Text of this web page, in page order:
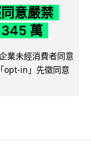
意嚴禁
萬
業未經消費者同意
opt-in」先徵同意